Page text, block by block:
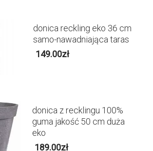
donica reckling eko 36 cm
samo-nawadniająca taras
149.00zł
donica z recklingu 100%
guma jakość 50 cm duża
eko
189.00zł